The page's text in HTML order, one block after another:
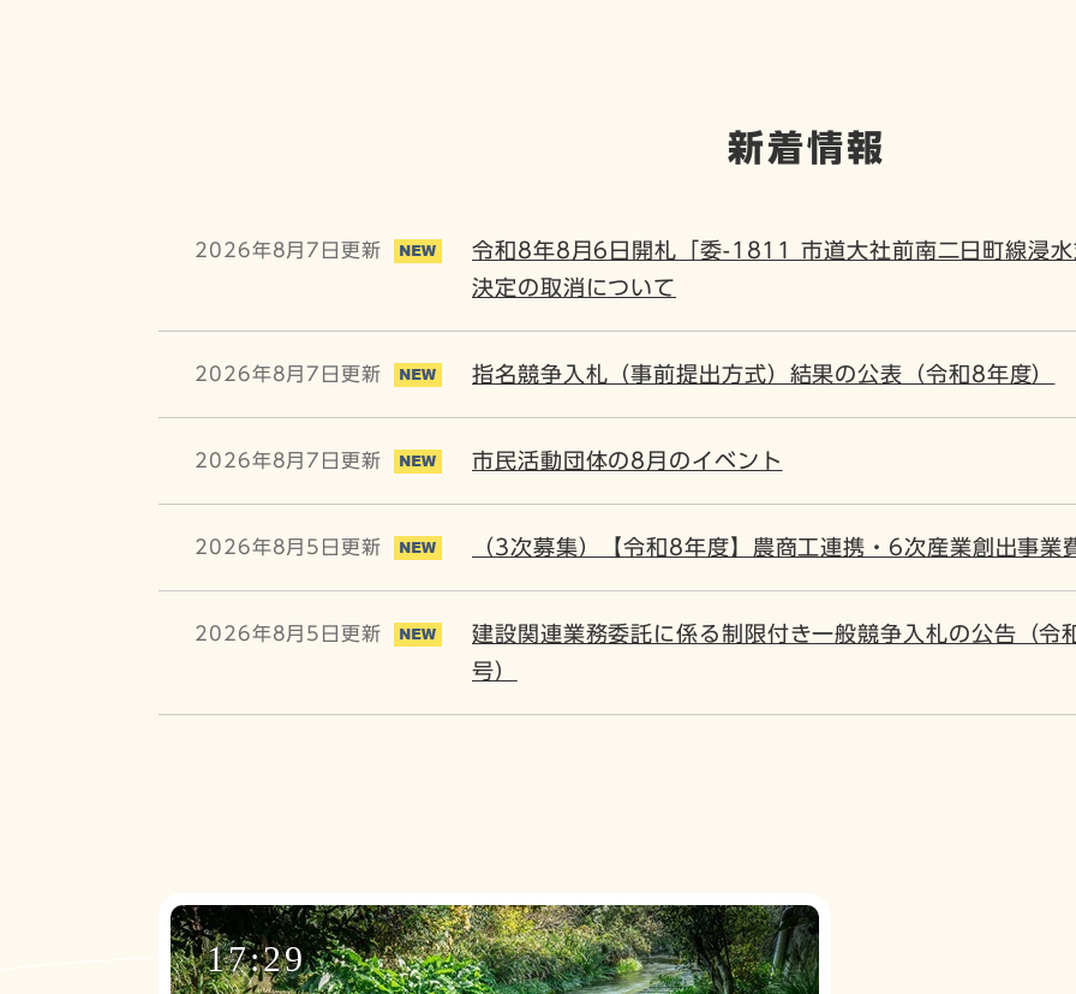
新着情報
2026年8月7日更新
令和8年8月6日開札「委-1811 市道大社前南二日町線浸
決定の取消について
2026年8月7日更新 指名競争入札（事前提出方式）結果の公表（令和8年度）
2026年8月7日更新 市民活動団体の8月のイベント
2026年8月5日更新 （3次募集）【令和8年度】農商工連携・6次産業創出事業
2026年8月5日更新
建設関連業務委託に係る制限付き一般競争入札の公告（
号）
17:29